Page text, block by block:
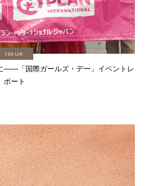
issue
――「国際ガールズ・デー」イベントレ
ポート